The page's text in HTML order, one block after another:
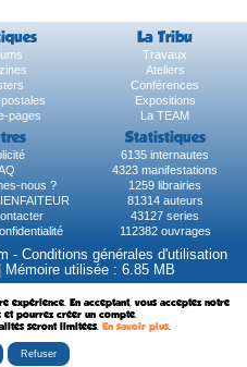
La Tribu
Travaux
Ateliers
Conférences
Expositions
pages La TEAM
Statistiques
6135 internautes
4323 manifestations
nous ?
1259 librairies
81314 auteurs
43127 series
112382 ouvrages
- Conditions générales d'utilisation
Mémoire utilisée : 6.85 MB
En acceptant, vous acceptez notre
pourrez créer un compte.
seront limitées. En savoir plus.
Refuser